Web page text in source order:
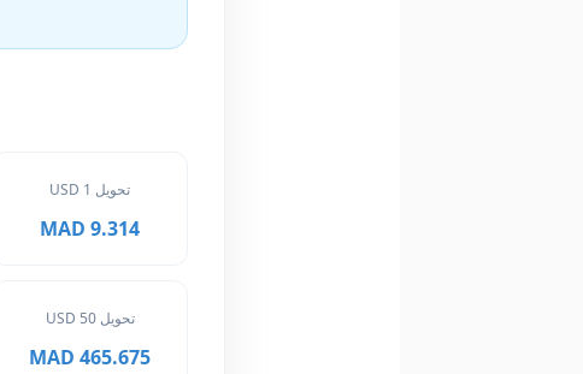
تحويل 1 USD
9.314 MAD
تحويل 50 USD
465.675 MAD